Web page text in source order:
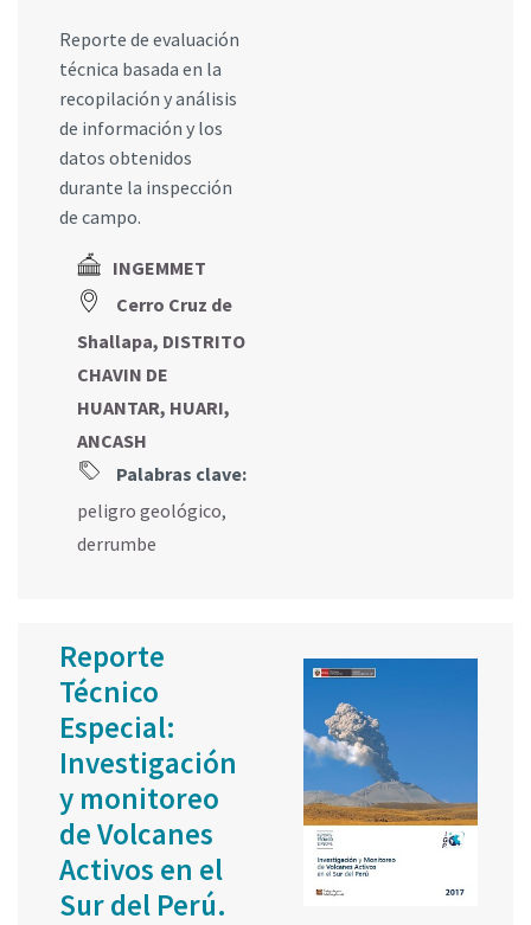
Reporte de evaluación
técnica basada en la
recopilación y análisis
de información y los
datos obtenidos
durante la inspección
de campo.
INGEMMET
Cerro Cruz de
Shallapa, DISTRITO
CHAVIN DE
HUANTAR, HUARI,
ANCASH
Palabras clave:
peligro geológico,
derrumbe
Reporte
Técnico
Especial:
Investigación
y monitoreo
de Volcanes
Activos en el
Sur del Perú.